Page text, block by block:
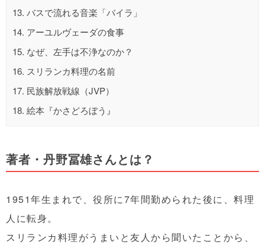
13. バスで流れる音楽「バイラ」
14. アーユルヴェーダの食事
15. なぜ、左手は不浄なのか？
16. スリランカ料理の名前
17. 民族解放戦線（JVP）
18. 絵本『かさどろぼう』
著者・丹野冨雄さんとは？
1951年生まれで、役所に7年間勤められた後に、料理
人に転身。
スリランカ料理がうまいと友人から聞いたことから、